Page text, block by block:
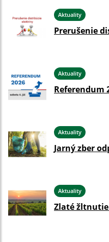
Aktuality
Prerušenie
Aktuality
Referendum
Aktuality
Jarný zber
Aktuality
Zlaté